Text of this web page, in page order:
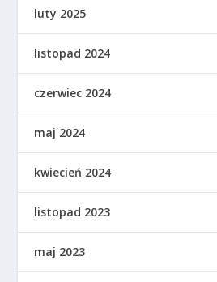
luty 2025
listopad 2024
czerwiec 2024
maj 2024
kwiecień 2024
listopad 2023
maj 2023